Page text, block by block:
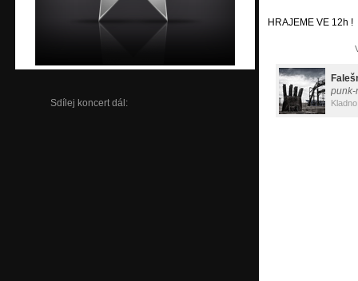
Sdílej koncert dál:
HRAJEME VE 12h !
punk-
Kladno